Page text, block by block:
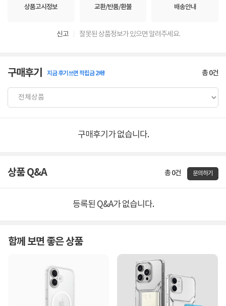
상품고시정보 교환/반품/환불 배송안내
신고 잘못된 상품정보가 있으면 알려주세요.
구매후기 지금 후기쓰면 적립금 2배! 총0건
구매후기가 없습니다.
상품 Q&A 총 0건 문의하기
등록된 Q&A가 없습니다.
함께 보면 좋은 상품